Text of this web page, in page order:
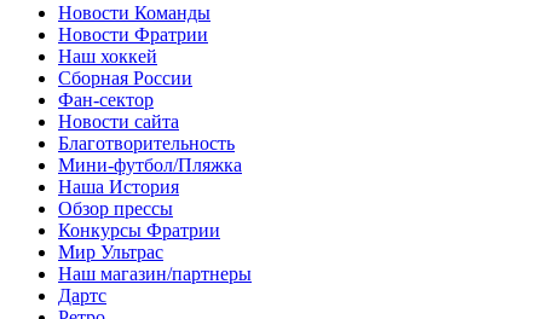
Новости Команды
Новости Фратрии
Наш хоккей
Сборная России
Фан-cектор
Новости сайта
Благотворительность
Мини-футбол/Пляжка
Наша История
Обзор прессы
Конкурсы Фратрии
Мир Ультрас
Наш магазин/партнеры
Дартс